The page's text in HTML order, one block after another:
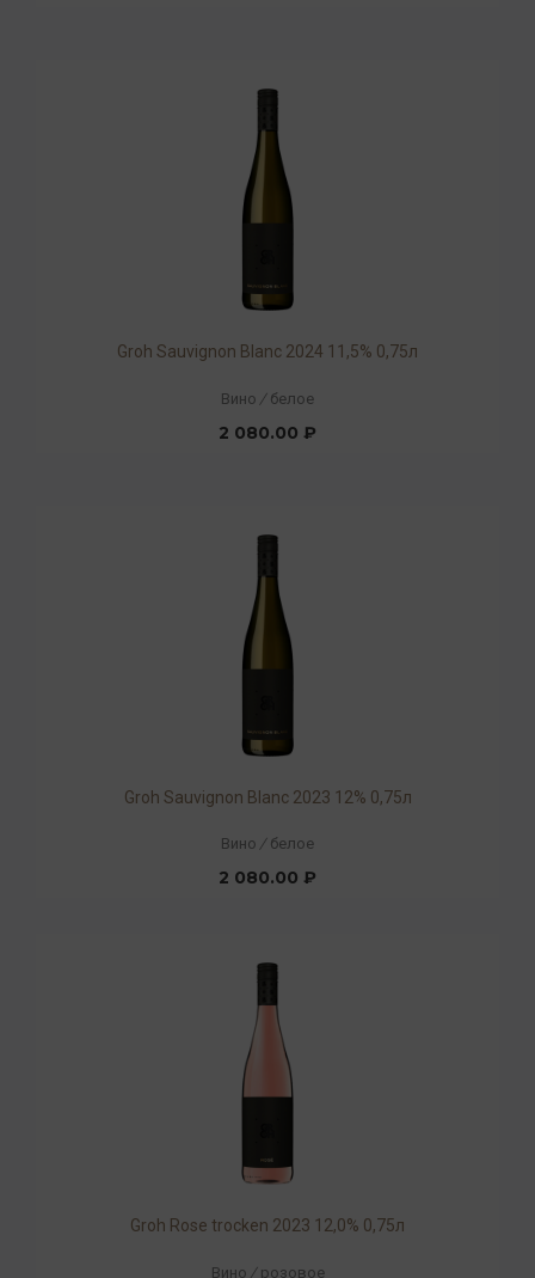
Groh Sauvignon Blanc 2024 11,5% 0,75л
Вино / белое
2 080.00 ₽
Groh Sauvignon Blanc 2023 12% 0,75л
Вино / белое
2 080.00 ₽
Groh Rose trocken 2023 12,0% 0,75л
Вино / розовое